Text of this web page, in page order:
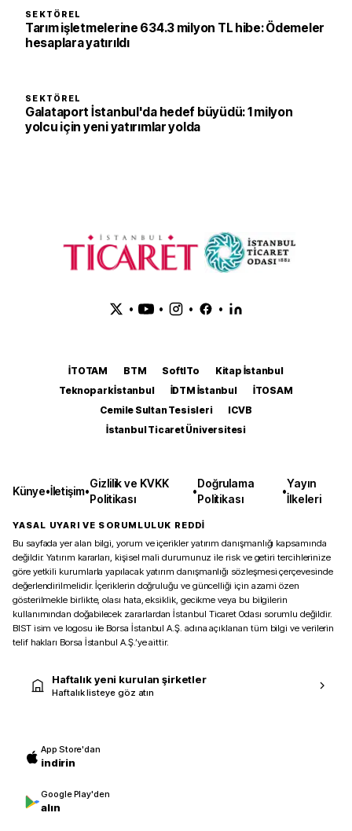
SEKTÖREL
Tarım işletmelerine 634.3 milyon TL hibe: Ödemeler
hesaplara yatırıldı
SEKTÖREL
Galataport İstanbul'da hedef büyüdü: 1 milyon
yolcu için yeni yatırımlar yolda
• • • •
İTOTAM BTM SoftITo
Kitap İstanbul
Teknopark İstanbul
İDTM İstanbul
İTOSAM
Cemile Sultan Tesisleri
ICVB
İstanbul Ticaret Üniversitesi
Künye•İletişim•
Gizlilik ve KVKK
Politikası
•
Doğrulama
Politikası
•
Yayın
İlkeleri
YASAL UYARI VE SORUMLULUK REDDİ
Bu sayfada yer alan bilgi, yorum ve içerikler yatırım danışmanlığı kapsamında
değildir. Yatırım kararları, kişisel mali durumunuz ile risk ve getiri tercihlerinize
göre yetkili kurumlarla yapılacak yatırım danışmanlığı sözleşmesi çerçevesinde
değerlendirilmelidir. İçeriklerin doğruluğu ve güncelliği için azami özen
gösterilmekle birlikte, olası hata, eksiklik, gecikme veya bu bilgilerin
kullanımından doğabilecek zararlardan İstanbul Ticaret Odası sorumlu değildir.
BIST isim ve logosu ile Borsa İstanbul A.Ş. adına açıklanan tüm bilgi ve verilerin
telif hakları Borsa İstanbul A.Ş.’ye aittir.
Haftalık yeni kurulan şirketler
Haftalık listeye göz atın
App Store'dan
indirin
Google Play'den
alın